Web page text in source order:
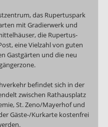
das Rupertuspark
mit Gradierwerk und
die Rupertus-
eine Vielzahl von guten
Gastgärten und die neu
befindet sich in der
zwischen Rathausplatz
St. Zeno/Mayerhof und
Gäste-/Kurkarte kostenfrei